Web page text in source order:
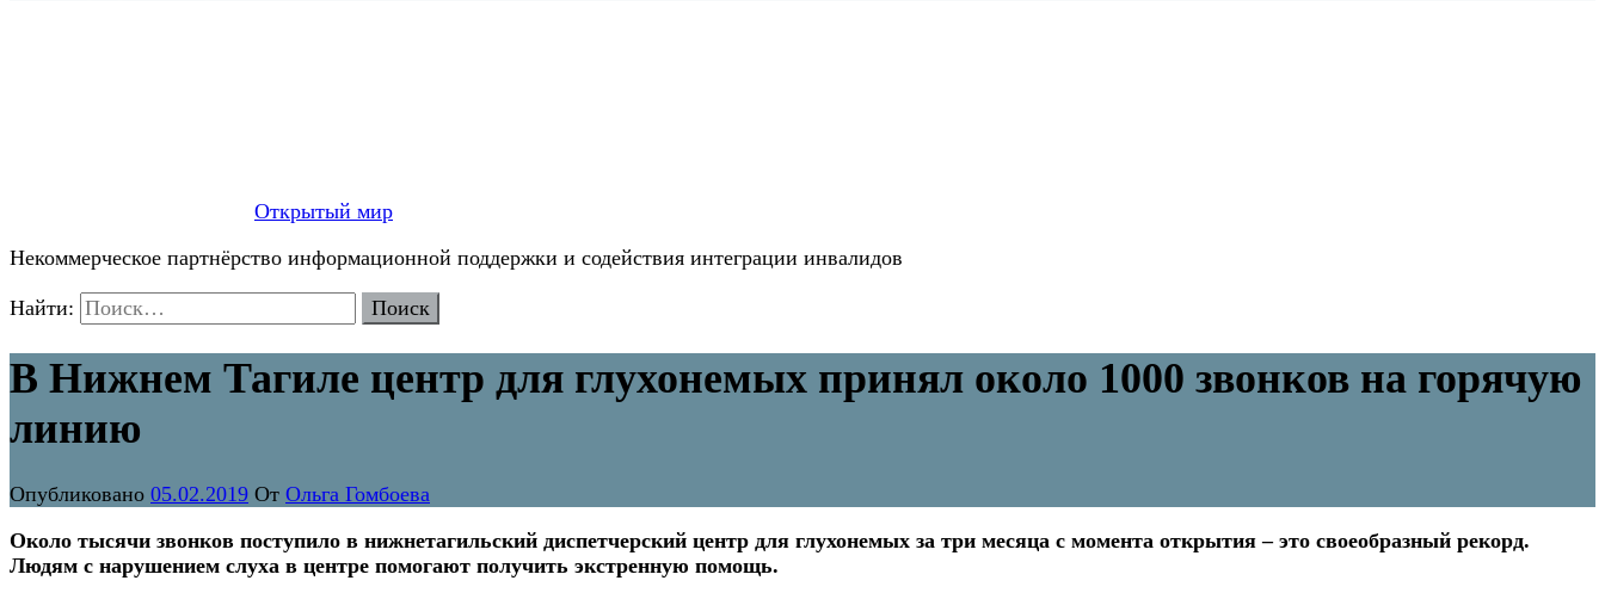
Открытый мир
Некоммерческое партнёрство информационной поддержки и содействия интеграции инвалидов
Найти:
В Нижнем Тагиле центр для глухонемых принял около 1000 звонков на горячую
линию
Опубликовано 05.02.2019 От Ольга Гомбоева
Около тысячи звонков поступило в нижнетагильский диспетчерский центр для глухонемых за три месяца с момента открытия – это своеобразный рекорд.
Людям с нарушением слуха в центре помогают получить экстренную помощь.